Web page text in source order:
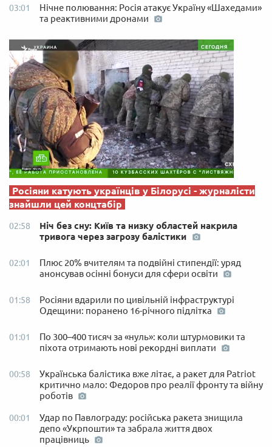
03:01
Нічне полювання: Росія атакує Україну «Шахедами»
та реактивними дронами
Росіяни катують українців у Білорусі - журналісти
знайшли цей концтабір
02:58
Ніч без сну: Київ та низку областей накрила
тривога через загрозу балістики
02:01
Плюс 20% вчителям та подвійні стипендії: уряд
анонсував осінні бонуси для сфери освіти
01:58
Росіяни вдарили по цивільній інфраструктурі
Одещини: поранено 16-річного підлітка
01:01
По 300–400 тисяч за «нуль»: коли штурмовики та
піхота отримають нові рекордні виплати
00:58
Українська балістика вже літає, а ракет для Patriot
критично мало: Федоров про реалії фронту та війну
роботів
00:01
Удар по Павлограду: російська ракета знищила
депо «Укрпошти» та забрала життя двох
працівниць